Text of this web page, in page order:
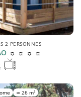
2 PERSONNES
☼ ☼ ☼ ☼
≃ 26 m²